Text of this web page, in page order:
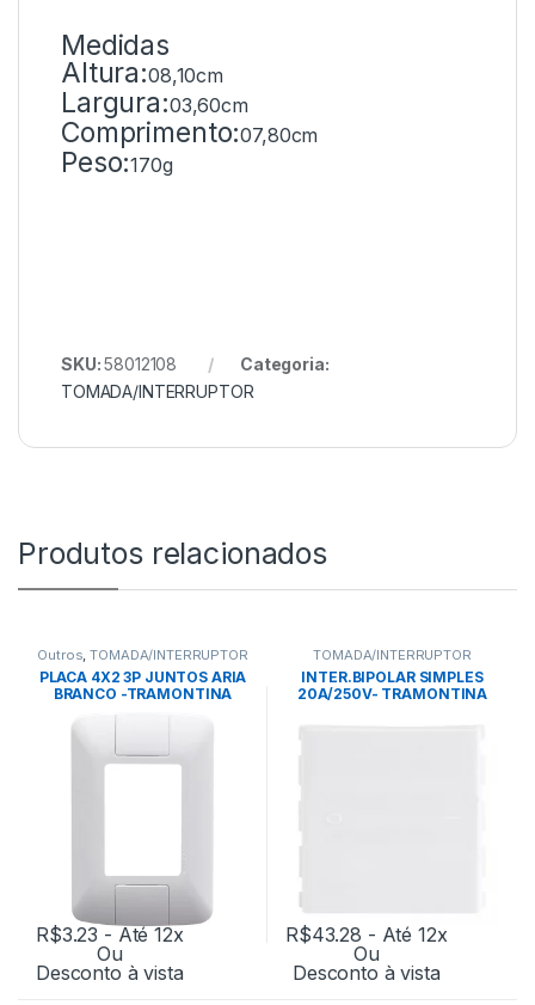
Medidas
Altura:08,10cm
Largura:03,60cm
Comprimento:07,80cm
Peso:170g
SKU:58012108
Categoria:
TOMADA/INTERRUPTOR
Produtos relacionados
Outros,TOMADA/INTERRUPTOR
PLACA 4X2 3P JUNTOS ARIA
BRANCO -TRAMONTINA
R$3.23 - Até 12x
Ou
Desconto à vista
TOMADA/INTERRUPTOR
INTER.BIPOLAR SIMPLES
20A/250V- TRAMONTINA
R$43.28 - Até 12x
Ou
Desconto à vista